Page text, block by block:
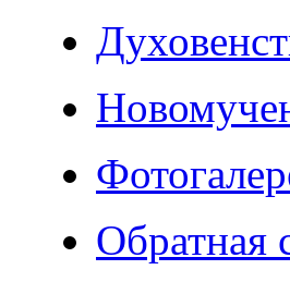
Обратная